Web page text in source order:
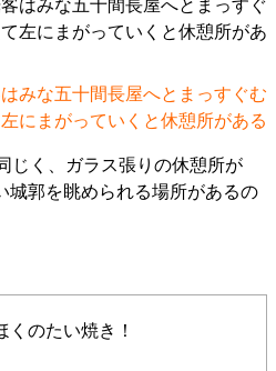
みな五十間長屋へとまっすぐむ
にまがっていくと休憩所がある
じく、ガラス張りの休憩所が
城郭を眺められる場所があるの
くのたい焼き！